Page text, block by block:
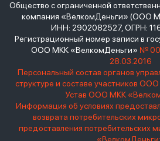
Общество с ограниченной
компания «ВелкомДеньги» (ООО
ИНН: 2902082527, ОГРН:
Регистрационный номер записи в
ООО МКК «ВелкомДеньги» №
28.03.2016
Персональный состав органов
структуре и составе участников
Устав ООО МКК
Информация об условиях
возврата потребительских
предоставления